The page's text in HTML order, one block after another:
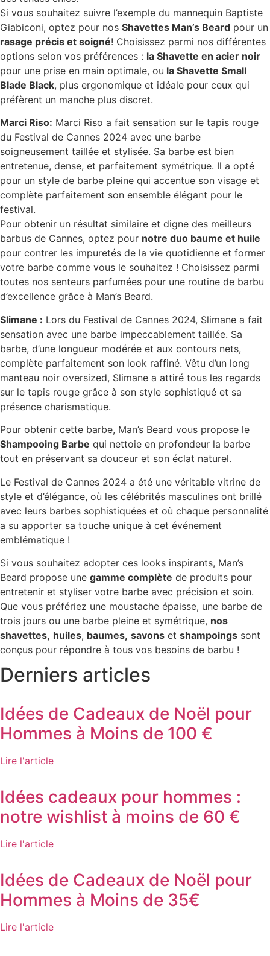
Si vous souhaitez suivre l’exemple du mannequin Baptiste
Giabiconi, optez pour nos Shavettes Man’s Beard pour un
rasage précis et soigné! Choisissez parmi nos différentes
options selon vos préférences : la Shavette en acier noir
pour une prise en main optimale, ou la Shavette Small
Blade Black, plus ergonomique et idéale pour ceux qui
préfèrent un manche plus discret.
Marci Riso: Marci Riso a fait sensation sur le tapis rouge
du Festival de Cannes 2024 avec une barbe
soigneusement taillée et stylisée. Sa barbe est bien
entretenue, dense, et parfaitement symétrique. Il a opté
pour un style de barbe pleine qui accentue son visage et
complète parfaitement son ensemble élégant pour le
festival.
Pour obtenir un résultat similaire et digne des meilleurs
barbus de Cannes, optez pour notre duo baume et huile
pour contrer les impuretés de la vie quotidienne et former
votre barbe comme vous le souhaitez ! Choisissez parmi
toutes nos senteurs parfumées pour une routine de barbu
d’excellence grâce à Man’s Beard.
Slimane : Lors du Festival de Cannes 2024, Slimane a fait
sensation avec une barbe impeccablement taillée. Sa
barbe, d’une longueur modérée et aux contours nets,
complète parfaitement son look raffiné. Vêtu d’un long
manteau noir oversized, Slimane a attiré tous les regards
sur le tapis rouge grâce à son style sophistiqué et sa
présence charismatique.
Pour obtenir cette barbe, Man’s Beard vous propose le
Shampooing Barbe qui nettoie en profondeur la barbe
tout en préservant sa douceur et son éclat naturel.
Le Festival de Cannes 2024 a été une véritable vitrine de
style et d’élégance, où les célébrités masculines ont brillé
avec leurs barbes sophistiquées et où chaque personnalité
a su apporter sa touche unique à cet événement
emblématique !
Si vous souhaitez adopter ces looks inspirants, Man’s
Beard propose une gamme complète de produits pour
entretenir et styliser votre barbe avec précision et soin.
Que vous préfériez une moustache épaisse, une barbe de
trois jours ou une barbe pleine et symétrique, nos
shavettes, huiles, baumes, savons et shampoings sont
conçus pour répondre à tous vos besoins de barbu !
Derniers articles
Idées de Cadeaux de Noël pour
Hommes à Moins de 100 €
Lire l'article
Idées cadeaux pour hommes :
notre wishlist à moins de 60 €
Lire l'article
Idées de Cadeaux de Noël pour
Hommes à Moins de 35€
Lire l'article